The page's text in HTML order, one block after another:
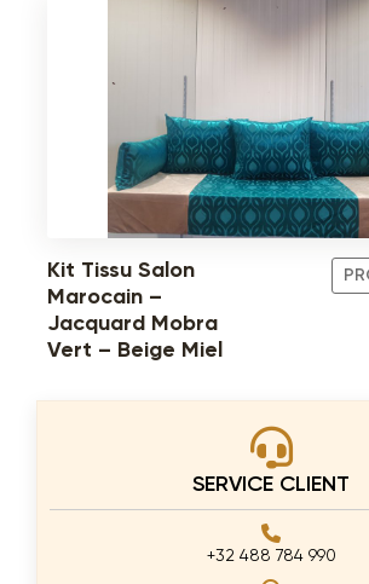
Kit Tissu Salon
Marocain –
Jacquard Mobra
Vert – Beige Miel
SERVICE CLIENT
+32 488 784 990